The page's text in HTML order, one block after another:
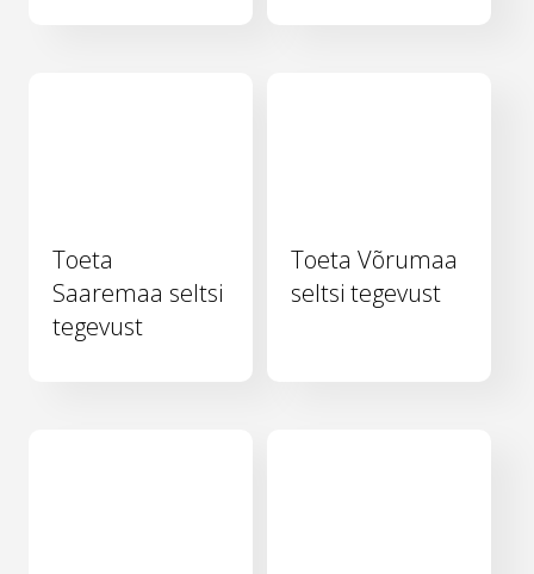
Toeta
Saaremaa seltsi
tegevust
Toeta Võrumaa
seltsi tegevust